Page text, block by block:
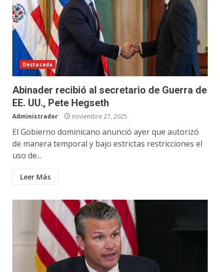
Destacada
Abinader recibió al secretario de Guerra de
EE. UU., Pete Hegseth
Administrador noviembre 27, 2025
El Gobierno dominicano anunció ayer que autorizó
de manera temporal y bajo estrictas restricciones el
uso de...
Leer Más